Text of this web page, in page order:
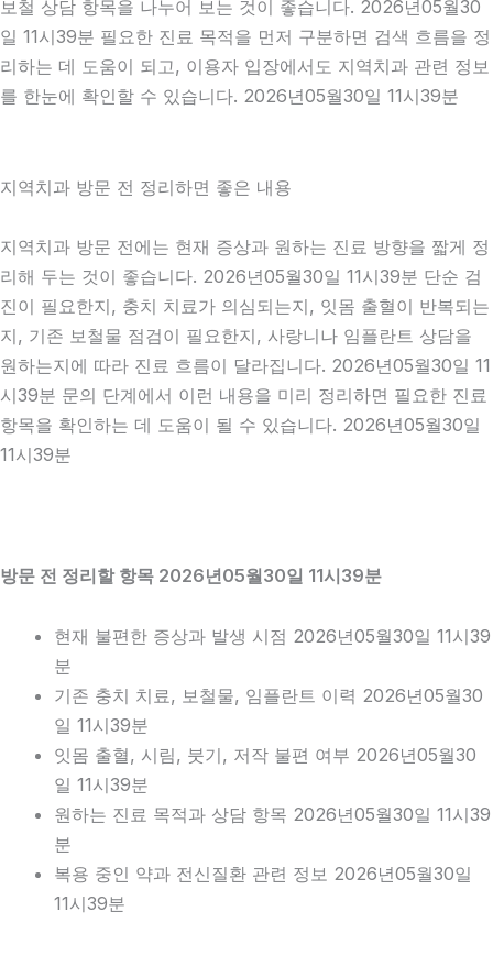
보철 상담 항목을 나누어 보는 것이 좋습니다. 2026년05월30
일 11시39분 필요한 진료 목적을 먼저 구분하면 검색 흐름을 정
리하는 데 도움이 되고, 이용자 입장에서도 지역치과 관련 정보
를 한눈에 확인할 수 있습니다. 2026년05월30일 11시39분
지역치과 방문 전 정리하면 좋은 내용
지역치과 방문 전에는 현재 증상과 원하는 진료 방향을 짧게 정
리해 두는 것이 좋습니다. 2026년05월30일 11시39분 단순 검
진이 필요한지, 충치 치료가 의심되는지, 잇몸 출혈이 반복되는
지, 기존 보철물 점검이 필요한지, 사랑니나 임플란트 상담을
원하는지에 따라 진료 흐름이 달라집니다. 2026년05월30일 11
시39분 문의 단계에서 이런 내용을 미리 정리하면 필요한 진료
항목을 확인하는 데 도움이 될 수 있습니다. 2026년05월30일
11시39분
방문 전 정리할 항목 2026년05월30일 11시39분
현재 불편한 증상과 발생 시점 2026년05월30일 11시39
분
기존 충치 치료, 보철물, 임플란트 이력 2026년05월30
일 11시39분
잇몸 출혈, 시림, 붓기, 저작 불편 여부 2026년05월30
일 11시39분
원하는 진료 목적과 상담 항목 2026년05월30일 11시39
분
복용 중인 약과 전신질환 관련 정보 2026년05월30일
11시39분